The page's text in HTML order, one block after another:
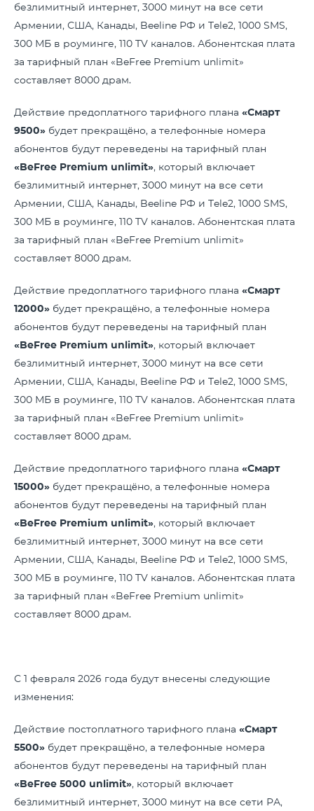
безлимитный интернет, 3000 минут на все сети
Армении, США, Канады, Beeline РФ и Tele2, 1000 SMS,
300 МБ в роуминге, 110 TV каналов. Абонентская плата
за тарифный план «BeFree Premium unlimit»
составляет 8000 драм.
Действие предоплатного тарифного плана «Смарт
9500» будет прекращёно, а телефонные номера
абонентов будут переведены на тарифный план
«BeFree Premium unlimit», который включает
безлимитный интернет, 3000 минут на все сети
Армении, США, Канады, Beeline РФ и Tele2, 1000 SMS,
300 МБ в роуминге, 110 TV каналов. Абонентская плата
за тарифный план «BeFree Premium unlimit»
составляет 8000 драм.
Действие предоплатного тарифного плана «Смарт
12000» будет прекращёно, а телефонные номера
абонентов будут переведены на тарифный план
«BeFree Premium unlimit», который включает
безлимитный интернет, 3000 минут на все сети
Армении, США, Канады, Beeline РФ и Tele2, 1000 SMS,
300 МБ в роуминге, 110 TV каналов. Абонентская плата
за тарифный план «BeFree Premium unlimit»
составляет 8000 драм.
Действие предоплатного тарифного плана «Смарт
15000» будет прекращёно, а телефонные номера
абонентов будут переведены на тарифный план
«BeFree Premium unlimit», который включает
безлимитный интернет, 3000 минут на все сети
Армении, США, Канады, Beeline РФ и Tele2, 1000 SMS,
300 МБ в роуминге, 110 TV каналов. Абонентская плата
за тарифный план «BeFree Premium unlimit»
составляет 8000 драм.
С 1 февраля 2026 года будут внесены следующие
изменения:
Действие постоплатного тарифного плана «Смарт
5500» будет прекращёно, а телефонные номера
абонентов будут переведены на тарифный план
«BeFree 5000 unlimit», который включает
безлимитный интернет, 3000 минут на все сети РА,